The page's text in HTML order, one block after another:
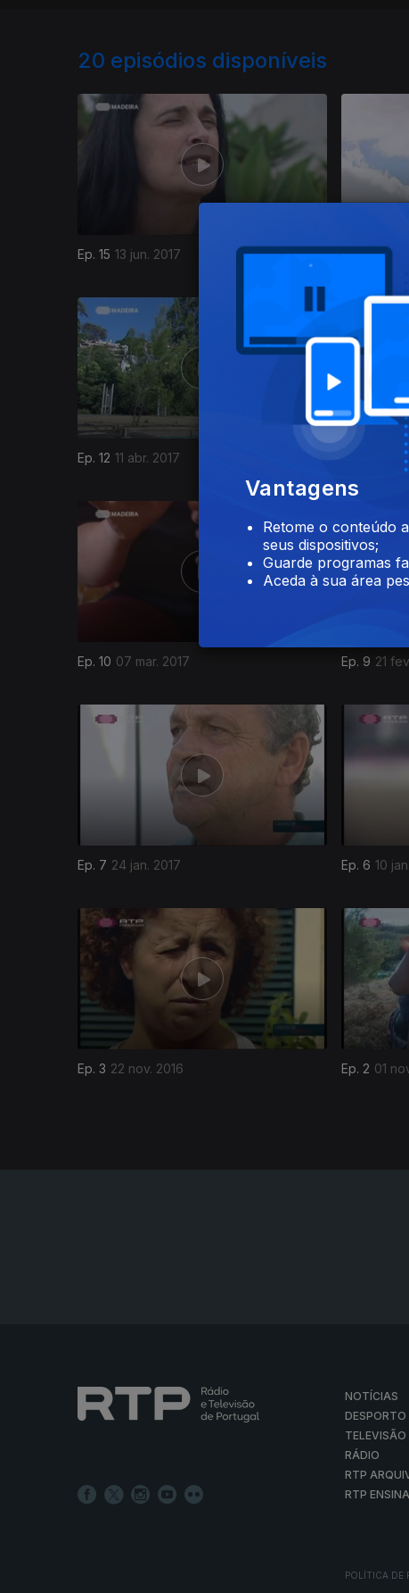
20 episódios disponíveis
Ep. 15 13 jun. 2017 Ep. 14 30
Ep. 12 11 abr. 2017 29
Ep. 10 07 mar. 2017 Ep. 9 21
270351
Ep. 7 24 jan. 2017 Ep. 6 10
Ep. 3 22 nov. 2016 Ep. 2 01
254068
NOTÍCIAS
DESPORTO
TELEVISÃO
RÁDIO
RTP
RTP ENSINA
POLÍTICA DE
Vantagens
Retome o conteúdo
seus dispositivos;
Guarde programas
Aceda à sua área